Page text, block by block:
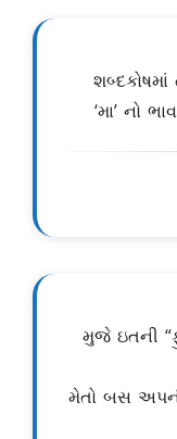
શબ્દકોષમાં
‘મા’ નો
મુજે ઇતની
મેતો બસ